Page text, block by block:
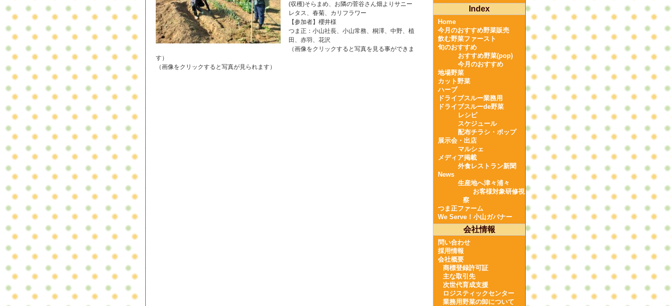
(収穫)そらまめ、お隣の菅谷さん畑よりサニー
レタス、春菊、カリフラワー
【参加者】櫻井様
つま正：小山社長、小山常務、桐澤、中野、植
田、赤羽、花沢
（画像をクリックすると写真を見る事ができま
す）
（画像をクリックすると写真が見られます）
Index
Home
今月のおすすめ野菜販売
飲む野菜ファースト
旬のおすすめ
おすすめ野菜(pop)
今月のおすすめ
地場野菜
カット野菜
ハーブ
ドライブスルー業務用
ドライブスルーde野菜
レシピ
スケジュール
配布チラシ・ポップ
展示会・出店
マルシェ
メディア掲載
外食レストラン新聞
News
生産地へ津々浦々
お客様対象研修視
察
つま正ファーム
We Serve！小山ガバナー
会社情報
問い合わせ
採用情報
会社概要
商標登録許可証
主な取引先
次世代育成支援
ロジスティックセンター
業務用野菜の卸について